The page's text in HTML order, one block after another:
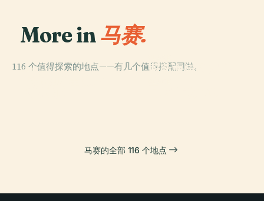
More in马赛.
116 个值得探索的地点——有几个值得搭配同游。
PLACE
蔚藍海岸國家公
PLACE
马赛的全部 116 个地点